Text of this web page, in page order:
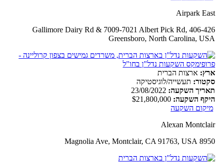
Airpark East
406-426 Gallimore Dairy Rd & 7009-7021 Albert Pick Rd,
Greensboro, North Carolina, USA
ארץ: ארצות הברית
סקטור: תעשייה/לוגיסטיקה
תאריך השקעה:
היקף השקעה:
מיקום השקעה
Alexan Montclair
8950 Magnolia Ave, Montclair, CA 91763, USA